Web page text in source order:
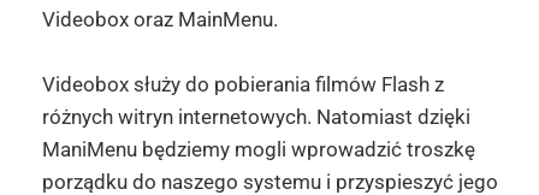
Videobox oraz MainMenu.
Videoboxsłuży do pobierania filmów Flash z
różnych witryn internetowych. Natomiast dzięki
ManiMenubędziemy mogli wprowadzić troszkę
porządku do naszego systemu i przyspieszyć jego